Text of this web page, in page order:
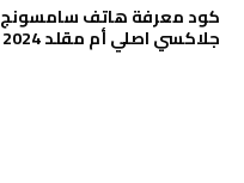
كود معرفة هاتف سامسونج
جلاكسي اصلي أم مقلد 2024